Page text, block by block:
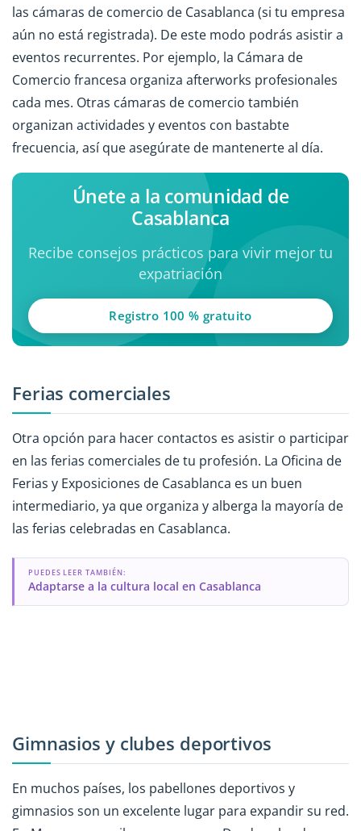
las cámaras de comercio de Casablanca (si tu empresa
aún no está registrada). De este modo podrás asistir a
eventos recurrentes. Por ejemplo, la Cámara de
Comercio francesa organiza afterworks profesionales
cada mes. Otras cámaras de comercio también
organizan actividades y eventos con bastabte
frecuencia, así que asegúrate de mantenerte al día.
Únete a la comunidad de
Casablanca
Recibe consejos prácticos para vivir mejor tu
expatriación
Registro 100 % gratuito
Ferias comerciales
Otra opción para hacer contactos es asistir o participar
en las ferias comerciales de tu profesión. La Oficina de
Ferias y Exposiciones de Casablanca es un buen
intermediario, ya que organiza y alberga la mayoría de
las ferias celebradas en Casablanca.
PUEDES LEER TAMBIÉN:
Adaptarse a la cultura local en Casablanca
Gimnasios y clubes deportivos
En muchos países, los pabellones deportivos y
gimnasios son un excelente lugar para expandir su red.